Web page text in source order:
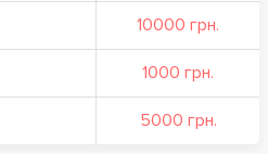
10000 грн.
1000 грн.
5000 грн.